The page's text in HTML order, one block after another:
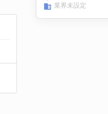
業界未設定